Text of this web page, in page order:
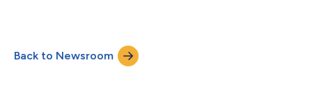
Back to Newsroom